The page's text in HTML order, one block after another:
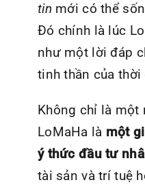
tin mới có thể
Đó chính là lúc
như một lời đáp
tinh thần của thời
Không chỉ là một
LoMaHa là một
ý thức đầu tư
tài sản và trí tuệ